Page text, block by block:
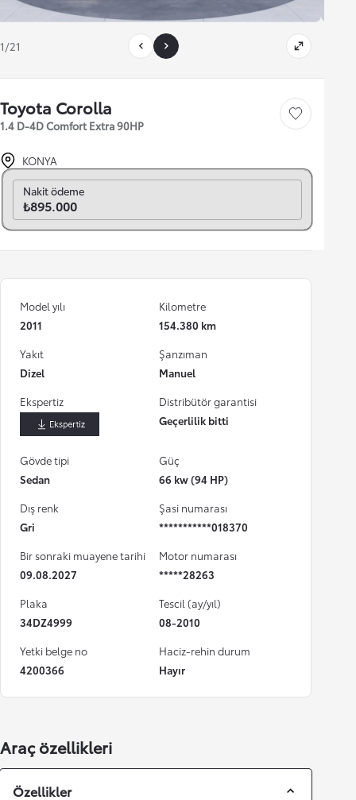
1/21
Toyota Corolla
1.4 D-4D Comfort Extra 90HP
Save car
KONYA
Nakit ödeme
₺895.000
Model yılı
2011
Kilometre
154.380 km
Yakıt
Dizel
Şanzıman
Manuel
Ekspertiz
İndir
Distribütör garantisi
Geçerlilik bitti
Gövde tipi
Sedan
Güç
66 kw (94 HP)
Dış renk
Gri
Şasi numarası
***********018370
Bir sonraki muayene tarihi
09.08.2027
Motor numarası
*****28263
Plaka
34DZ4999
Tescil (ay/yıl)
08-2010
Yetki belge no
4200366
Haciz-rehin durum
Hayır
Araç özellikleri
Özellikler